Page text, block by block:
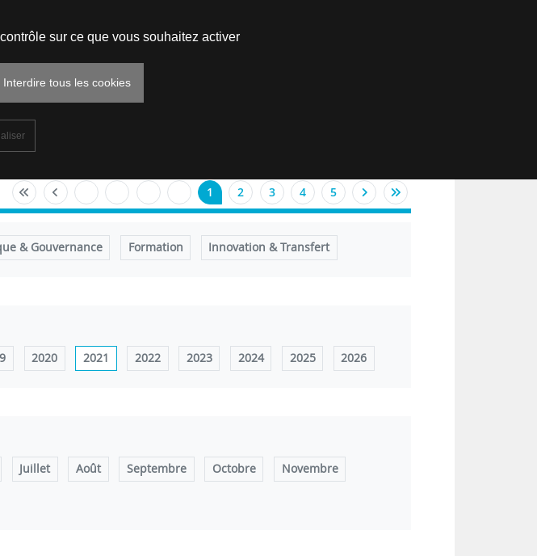
1 2 3 4 5
& Gouvernance Formation Innovation & Transfert
2020 2021 2022 2023 2024 2025 2026
Juillet Août Septembre Octobre Novembre
sur ce que vous souhaitez activer
tous les cookies